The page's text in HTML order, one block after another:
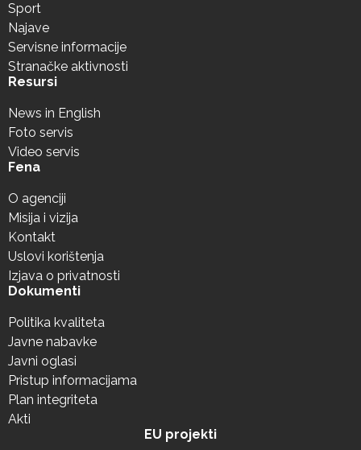
Sport
Najave
Servisne informacije
Stranačke aktivnosti
Resursi
News in English
Foto servis
Video servis
Fena
O agenciji
Misija i vizija
Kontakt
Uslovi korištenja
Izjava o privatnosti
Dokumenti
Politika kvaliteta
Javne nabavke
Javni oglasi
Pristup informacijama
Plan integriteta
Akti
EU projekti